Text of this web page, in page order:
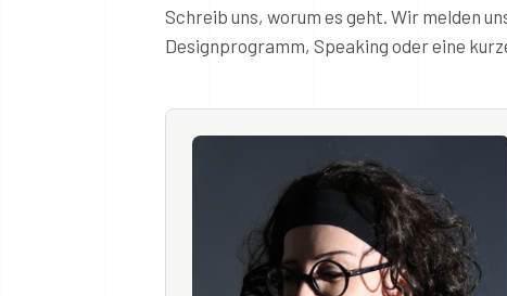
Schreib uns, worum es geht. Wir melden
Designprogramm, Speaking oder eine